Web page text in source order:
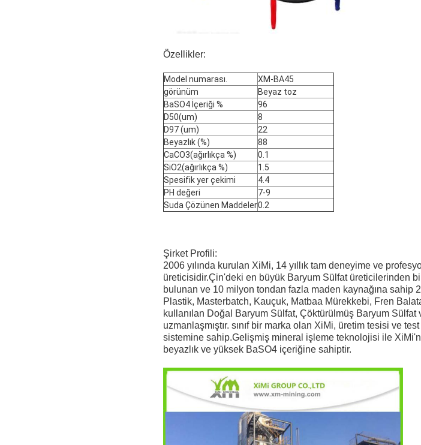
Özellikler:
Model numarası.
XM-BA45
görünüm
Beyaz toz
BaSO4 İçeriği %
96
D50(um)
8
D97 (um)
22
Beyazlık (%)
88
CaCO3(ağırlıkça %)
0.1
SiO2(ağırlıkça %)
1.5
Spesifik yer çekimi
4.4
PH değeri
7-9
Suda Çözünen Maddeler0.2
Şirket Profili:
2006 yılında kurulan XiMi, 14 yıllık tam deneyime ve
üreticisidir.Çin'deki en büyük Baryum Sülfat üreticilerinden
bulunan ve 10 milyon tondan fazla maden kaynağına sahip
Plastik, Masterbatch, Kauçuk, Matbaa Mürekkebi, Fren
kullanılan Doğal Baryum Sülfat, Çöktürülmüş Baryum
uzmanlaşmıştır. sınıf bir marka olan XiMi, üretim tesisi ve
sistemine sahip.Gelişmiş mineral işleme teknolojisi ile
beyazlık ve yüksek BaSO4 içeriğine sahiptir.